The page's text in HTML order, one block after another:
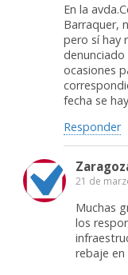
En la
Barraquer,
pero sí hay
ocasiones
fecha se
Responder
21 de
Muchas
los
rebaje